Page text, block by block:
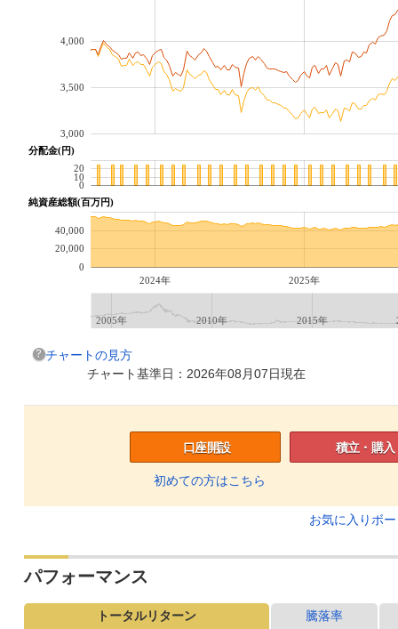
3,000
3,500
4,000
分配金(円)
0
10
20
純資産総額(百万円)
2024年 2025年
0
20,000
40,000
2005年 2010年 2015年
チャートの見方
チャート基準日：2026年08月07日現在
口座開設
初めての方はこちら
積立・購入
お気に入りボ
パフォーマンス
トータルリターン 騰落率